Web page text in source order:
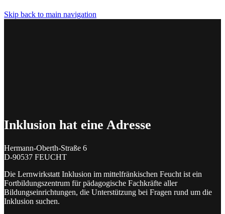
Skip back to main navigation
Inklusion hat eine Adresse
Hermann-Oberth-Straße 6
D-90537 FEUCHT
Die Lernwirkstatt Inklusion im mittelfränkischen Feucht ist ein
Fortbildungszentrum für pädagogische Fachkräfte aller
Bildungseinrichtungen, die Unterstützung bei Fragen rund um die
Inklusion suchen.